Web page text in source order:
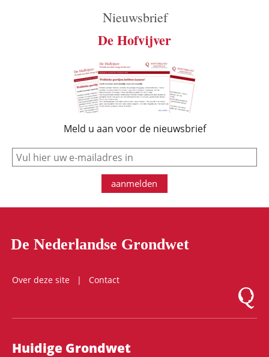
Nieuwsbrief
De Hofvijver
Meld u aan voor de nieuwsbrief
e-mail
aanmelden
De Nederlandse Grondwet
Over deze site
Contact
Logo
Hoofdnavigatie
Huidige Grondwet